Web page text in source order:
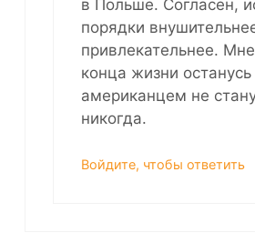
в Польше. Согласен,
порядки
привлекательнее.
конца жизни
американцем не
никогда.
Войдите, чтобы ответить